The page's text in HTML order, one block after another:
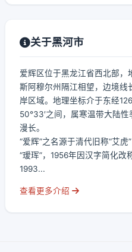
关于黑河市
爱辉区位于黑龙江省西北部，
斯阿穆尔州隔江相望，边境线
岸区域。地理坐标介于东经
50°33′之间，属寒温带大陆
漫长。
“爱辉”之名源于清代旧称“艾
“瑷珲”，1956年因汉字简化改
1993...
查看更多介绍